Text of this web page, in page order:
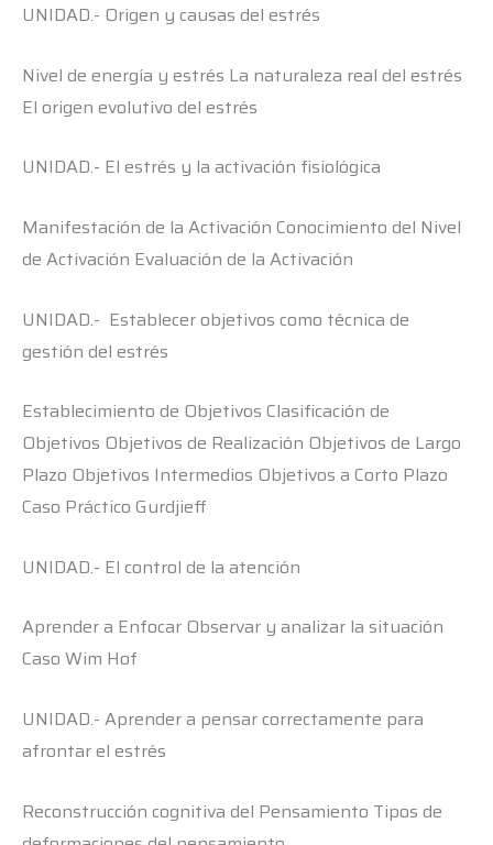
UNIDAD.- Origen y causas del estrés
Nivel de energía y estrés La naturaleza real del estrés
El origen evolutivo del estrés
UNIDAD.- El estrés y la activación fisiológica
Manifestación de la Activación Conocimiento del Nivel
de Activación Evaluación de la Activación
UNIDAD.- Establecer objetivos como técnica de
gestión del estrés
Establecimiento de Objetivos Clasificación de
Objetivos Objetivos de Realización Objetivos de Largo
Plazo Objetivos Intermedios Objetivos a Corto Plazo
Caso Práctico Gurdjieff
UNIDAD.- El control de la atención
Aprender a Enfocar Observar y analizar la situación
Caso Wim Hof
UNIDAD.- Aprender a pensar correctamente para
afrontar el estrés
Reconstrucción cognitiva del Pensamiento Tipos de